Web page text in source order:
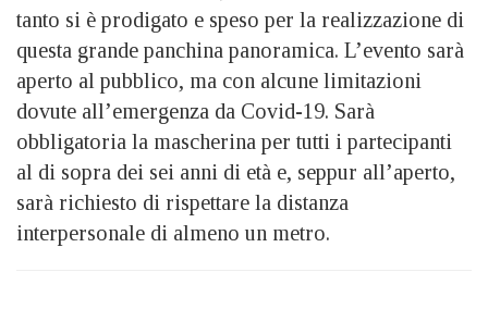
tanto si è prodigato e speso per la realizzazione di
questa grande panchina panoramica. L’evento sarà
aperto al pubblico, ma con alcune limitazioni
dovute all’emergenza da Covid-19. Sarà
obbligatoria la mascherina per tutti i partecipanti
al di sopra dei sei anni di età e, seppur all’aperto,
sarà richiesto di rispettare la distanza
interpersonale di almeno un metro.